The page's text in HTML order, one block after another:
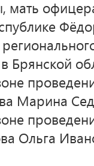
мать
Брянской
Марина
Ольга